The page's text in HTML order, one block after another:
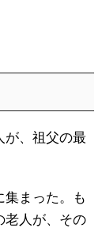
が、祖父の最
集まった。も
老人が、その